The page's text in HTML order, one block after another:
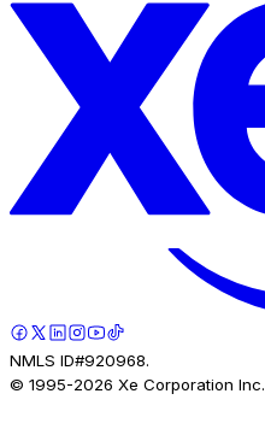
NMLS ID#920968.
© 1995-2026 Xe Corporation Inc.